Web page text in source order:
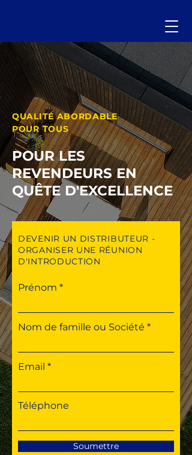
QUALITÉ ABORDABLE
POUR TOUS
POUR LES
REVENDEURS EN
QUÊTE D'EXCELLENCE
DEVENIR UN DISTRIBUTEUR -
ORGANISER UNE RÉUNION
D'INTRODUCTION
Prénom
Nom de famille ou Société
Email
Téléphone
Soumettre